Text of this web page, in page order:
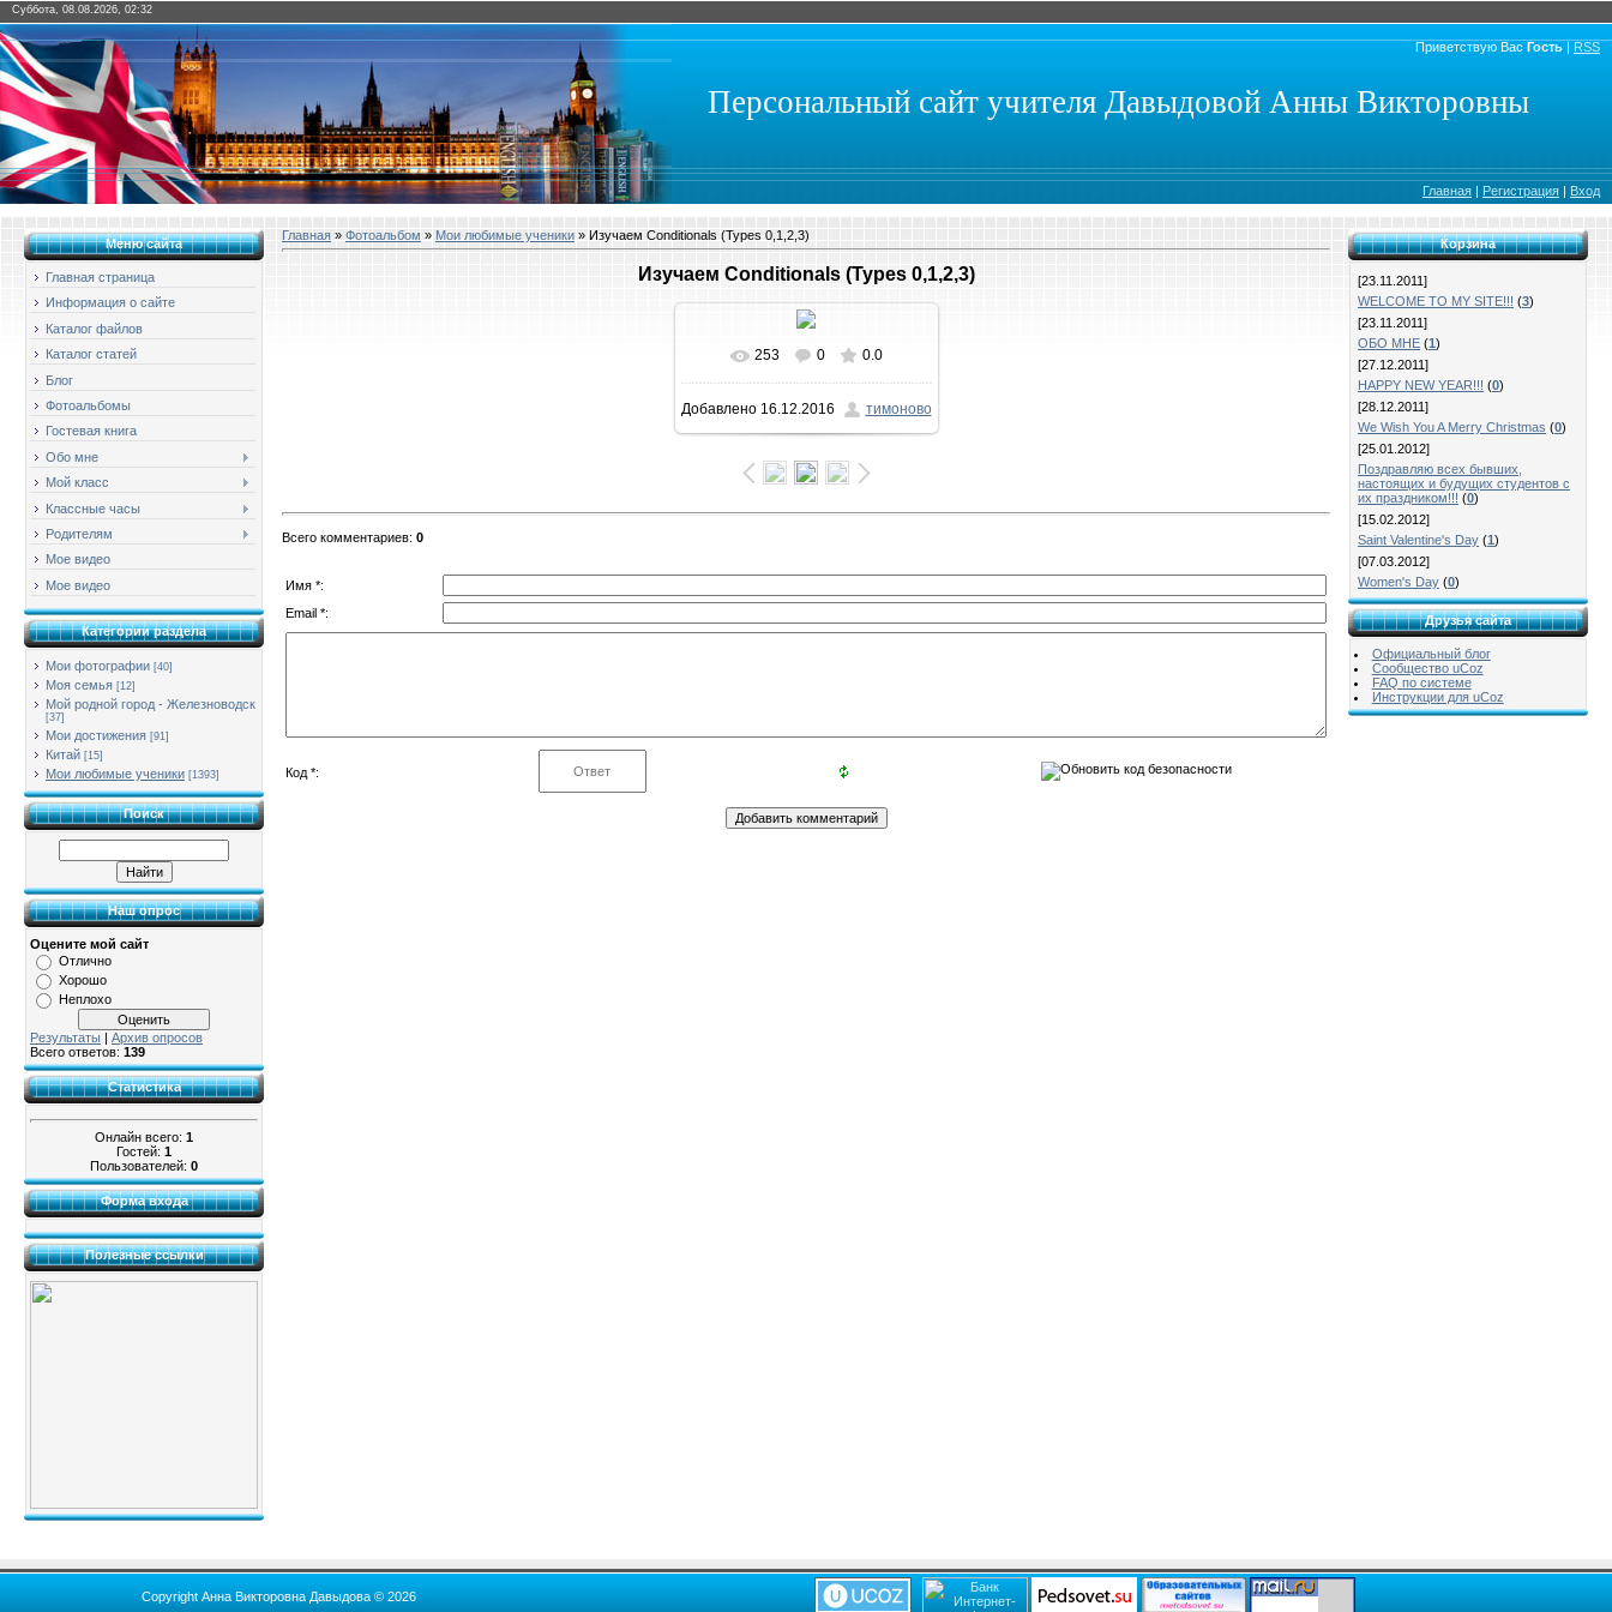
Суббота, 08.08.2026, 02:32
Приветствую Вас Гость | RSS
Персональный сайт учителя Давыдовой Анны Викторовны
Главная | Регистрация | Вход
Меню сайта
Главная страница
Информация о сайте
Каталог файлов
Каталог статей
Блог
Фотоальбомы
Гостевая книга
Обо мне
Мой класс
Классные часы
Родителям
Мое видео
Мое видео
Категории раздела
Мои фотографии [40]
Моя семья [12]
Мой родной город - Железноводск
[37]
Мои достижения [91]
Китай [15]
Мои любимые ученики [1393]
Поиск
Наш опрос
Оцените мой сайт
Отлично
Хорошо
Неплохо
Результаты | Архив опросов
Всего ответов: 139
Статистика
Онлайн всего: 1
Гостей: 1
Пользователей: 0
Форма входа
Полезные ссылки
Главная » Фотоальбом » Мои любимые ученики » Изучаем Conditionals (Types 0,1,2,3)
Изучаем Conditionals (Types 0,1,2,3)
В реальном размере
1600x900/ 376.1Kb
253 0 0.0
Добавлено16.12.2016 тимоново
Всего комментариев: 0
Имя *:
Email *:
Код *:
Корзина
[23.11.2011]
WELCOME TO MY SITE!!! (3)
[23.11.2011]
ОБО МНЕ (1)
[27.12.2011]
HAPPY NEW YEAR!!! (0)
[28.12.2011]
We Wish You A Merry Christmas (0)
[25.01.2012]
Поздравляю всех бывших,
настоящих и будущих студентов с
их праздником!!! (0)
[15.02.2012]
Saint Valentine's Day (1)
[07.03.2012]
Women's Day (0)
Друзья сайта
Официальный блог
Сообщество uCoz
FAQ по системе
Инструкции для uCoz
Copyright Анна Викторовна Давыдова © 2026